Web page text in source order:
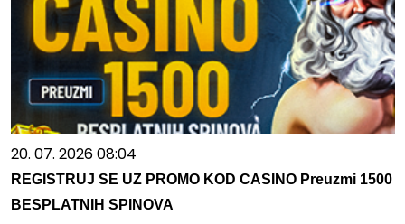
20. 07. 2026 08:04
REGISTRUJ SE UZ PROMO KOD CASINO Preuzmi 1500
BESPLATNIH SPINOVA